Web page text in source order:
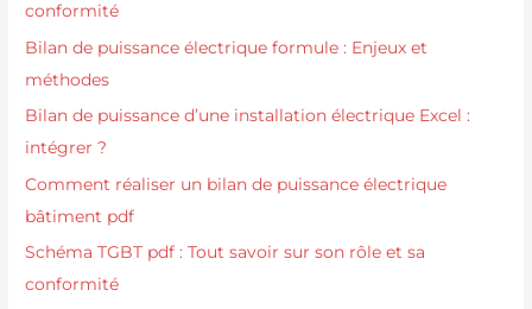
conformité
Bilan de puissance électrique formule : Enjeux et
méthodes
Bilan de puissance d’une installation électrique Excel :
intégrer ?
Comment réaliser un bilan de puissance électrique
bâtiment pdf
Schéma TGBT pdf : Tout savoir sur son rôle et sa
conformité